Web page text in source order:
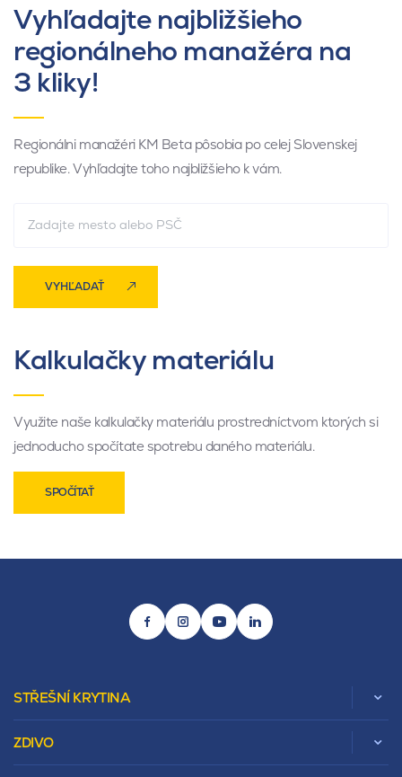
Vyhľadajte najbližšieho
regionálneho manažéra na
3 kliky!
Regionálni manažéri KM Beta pôsobia po celej Slovenskej
republike. Vyhľadajte toho najbližšieho k vám.
VYHĽADAŤ
Kalkulačky materiálu
Využite naše kalkulačky materiálu prostredníctvom ktorých si
jednoducho spočítate spotrebu daného materiálu.
SPOČÍTAŤ
STŘEŠNÍ KRYTINA
ZDIVO